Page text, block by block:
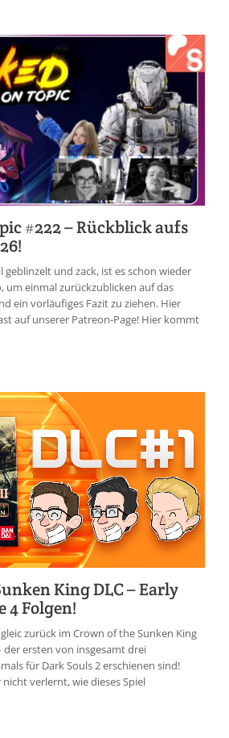
#222 – Rückblick aufs
geblinzelt und zack, ist es schon wieder
um einmal zurückzublicken auf das
ein vorläufiges Fazit zu ziehen. Hier
auf unserer Patreon-Page! Hier kommt
King DLC – Early
4 Folgen!
zurück im Crown of the Sunken King
der ersten von insgesamt drei
für Dark Souls 2 erschienen sind!
verlernt, wie dieses Spiel